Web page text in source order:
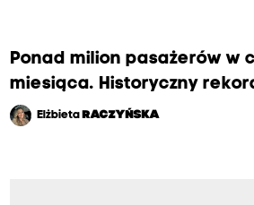
Ponad milion pasażerów w
miesiąca. Historyczny
Elżbieta RACZYŃSKA